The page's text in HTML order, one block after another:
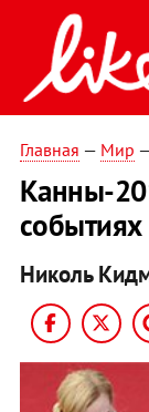
Главная — Мир
Канны-
Николь